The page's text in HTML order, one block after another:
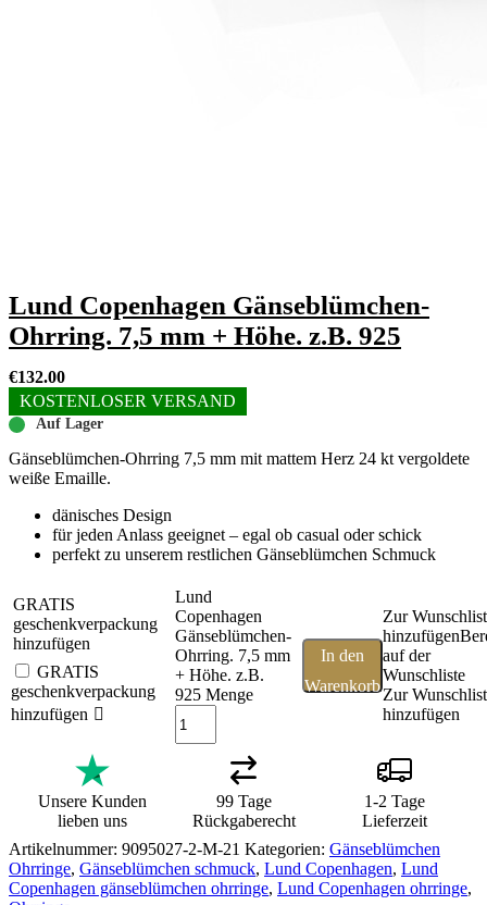
Lund Copenhagen Gänseblümchen-
Ohrring. 7,5 mm + Höhe. z.B. 925
€132.00
KOSTENLOSER VERSAND
Auf Lager
Gänseblümchen-Ohrring 7,5 mm mit mattem Herz 24 kt vergoldete
weiße Emaille.
dänisches Design
für jeden Anlass geeignet – egal ob casual oder schick
perfekt zu unserem restlichen Gänseblümchen Schmuck
GRATIS
geschenkverpackung
hinzufügen
GRATIS
geschenkverpackung
hinzufügen
Lund
Copenhagen
Gänseblümchen-
Ohrring. 7,5 mm
+ Höhe. z.B.
925 Menge
In den
Warenkorb
Zur
hinzufügen
auf der
Wunschliste
Zur
hinzufügen
Unsere Kunden
lieben uns
99 Tage
Rückgaberecht
1-2 Tage
Lieferzeit
Artikelnummer: 9095027-2-M-21 Kategorien: Gänseblümchen
Ohrringe, Gänseblümchen schmuck, Lund Copenhagen, Lund
Copenhagen gänseblümchen ohrringe, Lund Copenhagen ohrringe,